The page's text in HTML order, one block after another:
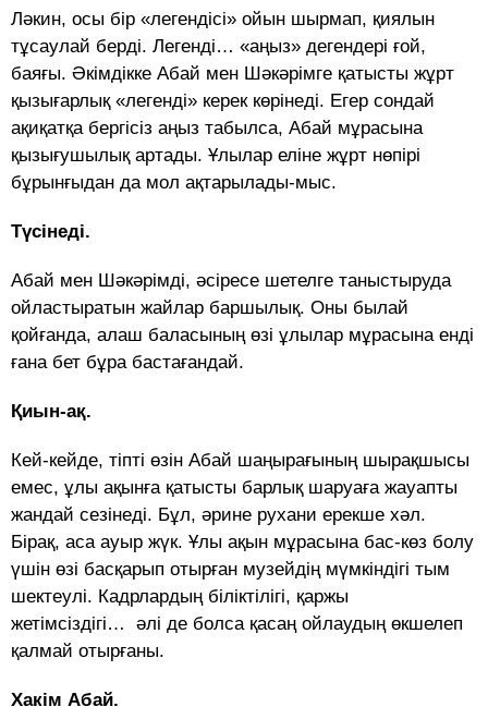
Ләкин, осы бір «легендісі» ойын шырмап, қиялын
тұсаулай берді. Легенді… «аңыз» дегендері ғой,
баяғы. Әкімдікке Абай мен Шәкәрімге қатысты жұрт
қызығарлық «легенді» керек көрінеді. Егер сондай
ақиқатқа бергісіз аңыз табылса, Абай мұрасына
қызығушылық артады. Ұлылар еліне жұрт нөпірі
бұрынғыдан да мол ақтарылады-мыс.
Түсінеді.
Абай мен Шәкәрімді, әсіресе шетелге таныстыруда
ойластыратын жайлар баршылық. Оны былай
қойғанда, алаш баласының өзі ұлылар мұрасына енді
ғана бет бұра бастағандай.
Қиын-ақ.
Кей-кейде, тіпті өзін Абай шаңырағының шырақшысы
емес, ұлы ақынға қатысты барлық шаруаға жауапты
жандай сезінеді. Бұл, әрине рухани ерекше хәл.
Бірақ, аса ауыр жүк. Ұлы ақын мұрасына бас-көз болу
үшін өзі басқарып отырған музейдің мүмкіндігі тым
шектеулі. Кадрлардың біліктілігі, қаржы
жетімсіздігі… әлі де болса қасаң ойлаудың өкшелеп
қалмай отырғаны.
Хакім Абай.